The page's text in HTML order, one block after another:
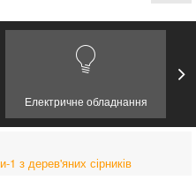
Електричне обладнання
з дерев'яних сірників